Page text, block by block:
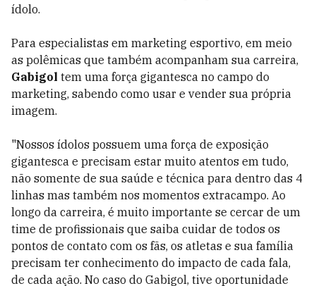
ídolo.
Para especialistas em marketing esportivo, em meio
as polêmicas que também acompanham sua carreira,
Gabigol tem uma força gigantesca no campo do
marketing, sabendo como usar e vender sua própria
imagem.
"Nossos ídolos possuem uma força de exposição
gigantesca e precisam estar muito atentos em tudo,
não somente de sua saúde e técnica para dentro das 4
linhas mas também nos momentos extracampo. Ao
longo da carreira, é muito importante se cercar de um
time de profissionais que saiba cuidar de todos os
pontos de contato com os fãs, os atletas e sua família
precisam ter conhecimento do impacto de cada fala,
de cada ação. No caso do Gabigol, tive oportunidade